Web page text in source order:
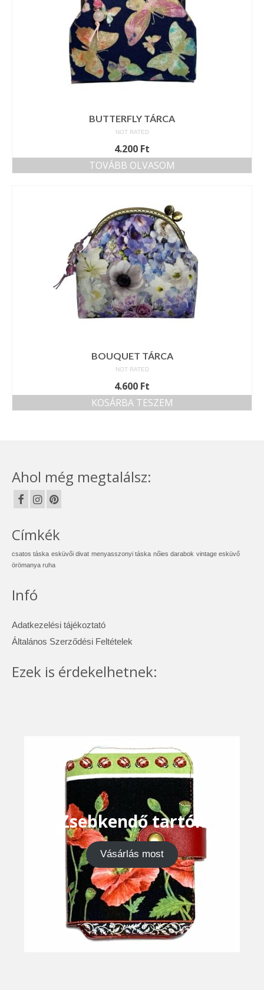
BUTTERFLY TÁRCA
NOT RATED
4.200 Ft
TOVÁBB OLVASOM
BOUQUET TÁRCA
NOT RATED
4.600 Ft
KOSÁRBA TESZEM
Ahol még megtalálsz:
Címkék
csatos táska esküvői divat menyasszonyi táska nőies darabok vintage esküvő
örömanya ruha
Infó
Adatkezelési tájékoztató
Általános Szerződési Feltételek
Ezek is érdekelhetnek:
Zsebkendő tartók
Vásárlás most